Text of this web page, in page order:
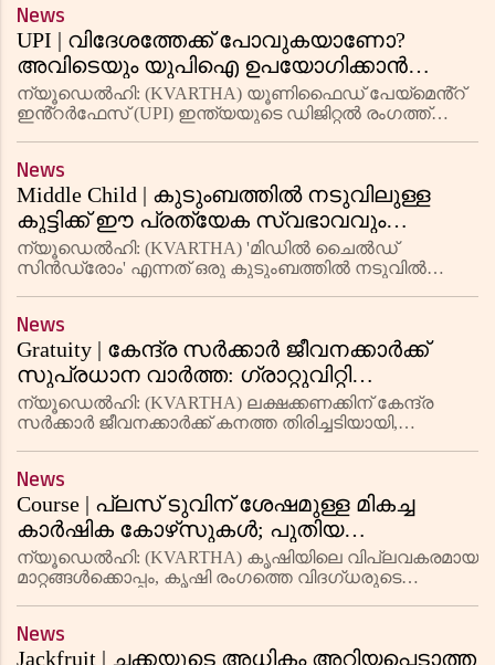
തന്നെ
News
UPI | വിദേശത്തേക്ക് പോവുകയാണോ?
അവിടെയും യുപിഐ ഉപയോഗിക്കാൻ
യാത്രയ്ക്ക് മുമ്പ് ഈ കാര്യങ്ങൾ
ചെയ്തിരിക്കണം
ന്യൂഡെൽഹി: (KVARTHA) യൂണിഫൈഡ് പേയ്‌മെൻ്റ്
ഇൻ്റർഫേസ് (UPI) ഇന്ത്യയുടെ ഡിജിറ്റൽ രംഗത്ത്
ഇടപാടുകൾ വേഗത്തിലും സൗകര്
News
Middle Child | കുടുംബത്തിൽ നടുവിലുള്ള
കുട്ടിക്ക് ഈ പ്രത്യേക സ്വഭാവവും
പെരുമാറ്റങ്ങളുമുണ്ടാകാം; ശ്രദ്ധിക്കേണ്ട
കാര്യങ്ങൾ
ന്യൂഡെൽഹി: (KVARTHA) 'മിഡിൽ ചൈൽഡ്
സിൻഡ്രോം' എന്നത് ഒരു കുടുംബത്തിൽ നടുവിൽ
ഒരു സാധാരണ സൈക്കോളജിക്കൽ ആശയമാണ്. ഈ
സി
News
Gratuity | കേന്ദ്ര സർക്കാർ ജീവനക്കാർക്ക്
സുപ്രധാന വാർത്ത: ഗ്രാറ്റുവിറ്റി
സംബന്ധിച്ച് ഞെട്ടിക്കുന്ന തീരുമാനവുമായി
ഇപിഎഫ്ഒ
ന്യൂഡെൽഹി: (KVARTHA) ലക്ഷക്കണക്കിന് കേന്ദ്ര
സർക്കാർ ജീവനക്കാർക്ക് കനത്ത തിരിച്ചടിയായി,
മുൻ വിജ്ഞാപനം എംപ്ല
News
Course | പ്ലസ് ടുവിന് ശേഷമുള്ള മികച്ച
കാർഷിക കോഴ്‌സുകൾ; പുതിയ
സാങ്കേതികവിദ്യകൾ അനന്ത സാധ്യതകൾ
തുറന്നു
ന്യൂഡെല്‍ഹി: (KVARTHA) കൃഷിയിലെ വിപ്ലവകരമായ
മാറ്റങ്ങൾക്കൊപ്പം, കൃഷി രംഗത്തെ വിദഗ്ധരുടെ
തൊഴിലവസരങ്ങൾ ലഭ്യമാണ്. കാലഘട
News
Jackfruit | ചക്കയുടെ അധികം അറിയപ്പെടാത്ത